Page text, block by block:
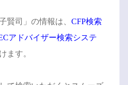
賢司」の情報は、 CFP検索
アドバイザー検索システ
ます。